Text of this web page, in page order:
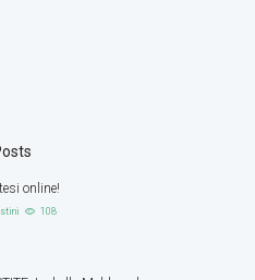
online!
108